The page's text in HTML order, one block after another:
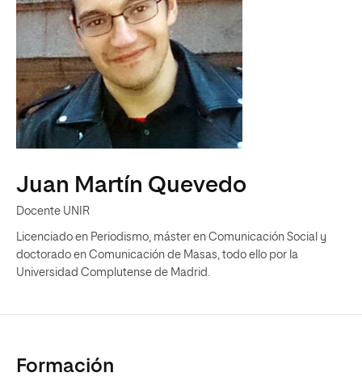
Juan Martín Quevedo
Docente UNIR
Licenciado en Periodismo, máster en Comunicación Social y
doctorado en Comunicación de Masas, todo ello por la
Universidad Complutense de Madrid.
Formación